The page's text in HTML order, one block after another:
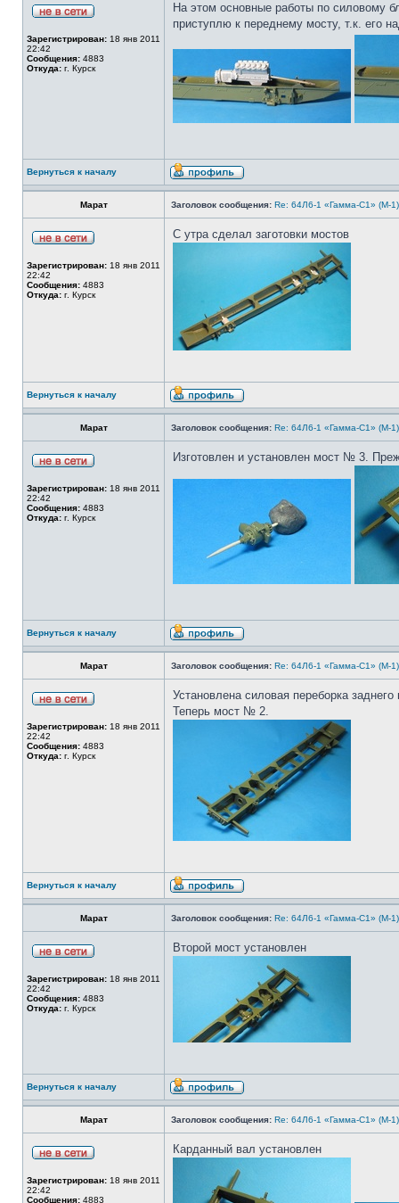
Зарегистрирован: 18 янв 2011
22:42
Сообщения: 4883
Откуда: г. Курск
На этом основные работы по силовому
приступлю к переднему мосту, т.к. его
Вернуться к началу
Марат Заголовок сообщения: Re: 64Л6-1 «Гамма-С1» (М-
Зарегистрирован: 18 янв 2011
22:42
Сообщения: 4883
Откуда: г. Курск
С утра сделал заготовки мостов
Вернуться к началу
Марат Заголовок сообщения: Re: 64Л6-1 «Гамма-С1» (М-
Зарегистрирован: 18 янв 2011
22:42
Сообщения: 4883
Откуда: г. Курск
Изготовлен и установлен мост № 3.
Вернуться к началу
Марат Заголовок сообщения: Re: 64Л6-1 «Гамма-С1» (М-
Зарегистрирован: 18 янв 2011
22:42
Сообщения: 4883
Откуда: г. Курск
Установлена силовая переборка заднего
Теперь мост № 2.
Вернуться к началу
Марат Заголовок сообщения: Re: 64Л6-1 «Гамма-С1» (М-
Зарегистрирован: 18 янв 2011
22:42
Сообщения: 4883
Откуда: г. Курск
Второй мост установлен
Вернуться к началу
Марат Заголовок сообщения: Re: 64Л6-1 «Гамма-С1» (М-
Зарегистрирован: 18 янв 2011
22:42
Сообщения: 4883
Карданный вал установлен